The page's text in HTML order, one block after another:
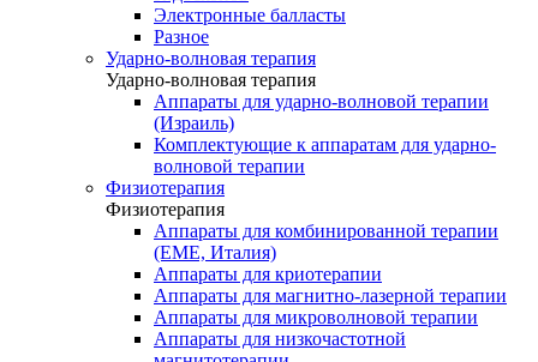
Электронные балласты
Разное
Ударно-волновая терапия
Ударно-волновая терапия
Аппараты для ударно-волновой терапии
(Израиль)
Комплектующие к аппаратам для ударно-
волновой терапии
Физиотерапия
Физиотерапия
Аппараты для комбинированной терапии
(EME, Италия)
Аппараты для криотерапии
Аппараты для магнитно-лазерной терапии
Аппараты для микроволновой терапии
Аппараты для низкочастотной